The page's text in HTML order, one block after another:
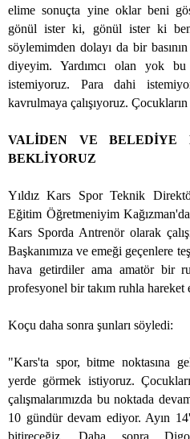
elime sonuçta yine oklar beni
gönül ister ki, gönül ister ki
söylemimden dolayı da bir
diyeyim. Yardımcı olan yok
istemiyoruz. Para dahi
kavrulmaya çalışıyoruz.
VALİDEN VE BELEDİYE
BEKLİYORUZ
Yıldız Kars Spor Teknik
Eğitim Öğretmeniyim
Kars Sporda Antrenör olarak
Başkanımıza ve emeği geçenlere
hava getirdiler ama amatör bir
profesyonel bir takım ruhla
Koçu daha sonra şunları söyledi:
"Kars'ta spor, bitme noktasına
yerde görmek istiyoruz.
çalışmalarımızda bu noktada
10 gündür devam ediyor. Ayın